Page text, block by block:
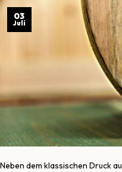
03
Juli
Neben dem klassischen Druck